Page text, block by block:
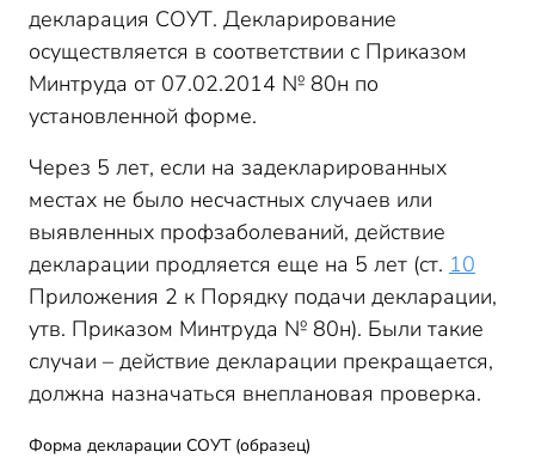
декларация СОУТ. Декларирование
осуществляется в соответствии с Приказом
Минтруда от 07.02.2014 № 80н по
установленной форме.
Через 5 лет, если на задекларированных
местах не было несчастных случаев или
выявленных профзаболеваний, действие
декларации продляется еще на 5 лет (ст. 10
Приложения 2 к Порядку подачи декларации,
утв. Приказом Минтруда № 80н). Были такие
случаи – действие декларации прекращается,
должна назначаться внеплановая проверка.
Форма декларации СОУТ (образец)